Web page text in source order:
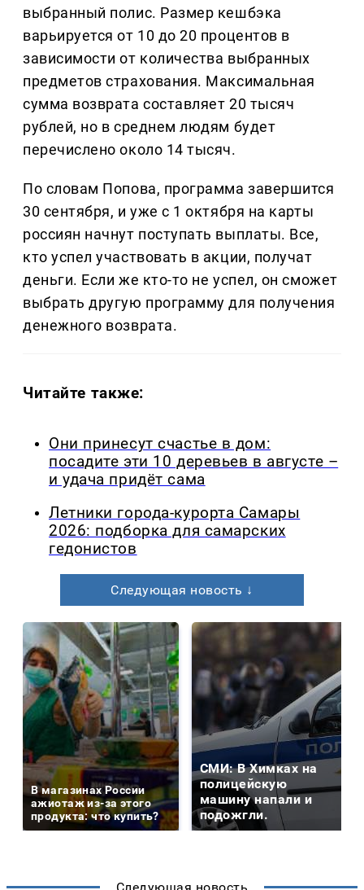
выбранный полис. Размер кешбэка
варьируется от 10 до 20 процентов в
зависимости от количества выбранных
предметов страхования. Максимальная
сумма возврата составляет 20 тысяч
рублей, но в среднем людям будет
перечислено около 14 тысяч.
По словам Попова, программа завершится
30 сентября, и уже с 1 октября на карты
россиян начнут поступать выплаты. Все,
кто успел участвовать в акции, получат
деньги. Если же кто-то не успел, он сможет
выбрать другую программу для получения
денежного возврата.
Читайте также:
Они принесут счастье в дом:
посадите эти 10 деревьев в августе –
и удача придёт сама
Летники города-курорта Самары
2026: подборка для самарских
гедонистов
Следующая новость ↓
В магазинах России
ажиотаж из-за этого
продукта: что купить?
СМИ: В Химках на
полицейскую
машину напали и
подожгли.